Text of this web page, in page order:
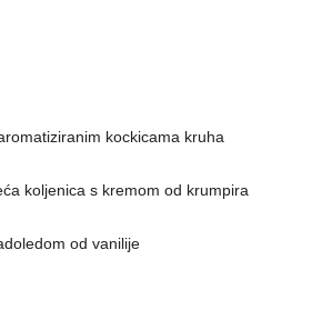
kockicama kruha
koljenica s kremom od krumpira
od vanilije